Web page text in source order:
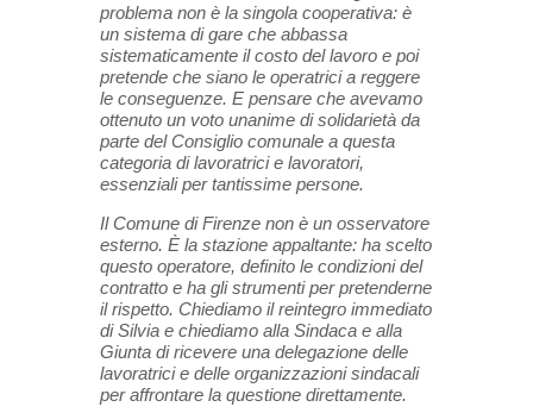
problema non è la singola cooperativa: è
un sistema di gare che abbassa
sistematicamente il costo del lavoro e poi
pretende che siano le operatrici a reggere
le conseguenze. E pensare che avevamo
ottenuto un voto unanime di solidarietà da
parte del Consiglio comunale a questa
categoria di lavoratrici e lavoratori,
essenziali per tantissime persone.
Il Comune di Firenze non è un osservatore
esterno. È la stazione appaltante: ha scelto
questo operatore, definito le condizioni del
contratto e ha gli strumenti per pretenderne
il rispetto. Chiediamo il reintegro immediato
di Silvia e chiediamo alla Sindaca e alla
Giunta di ricevere una delegazione delle
lavoratrici e delle organizzazioni sindacali
per affrontare la questione direttamente.